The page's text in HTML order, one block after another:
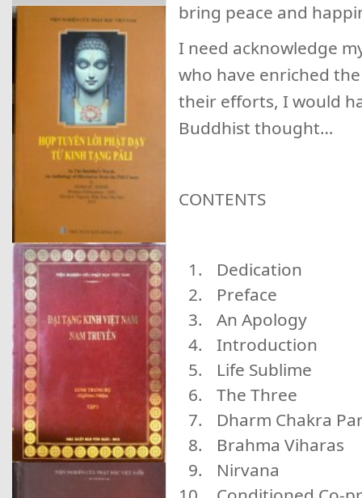
bring peace and
I need acknowledge
who have enriched
their efforts, I would
Buddhist thought…
CONTENTS
Dedication
Preface
An Apology
Introduction
Life Sublime
The Three
Dharm Chakra
Brahma Viharas
Nirvana